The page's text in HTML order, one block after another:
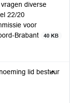
diverse
22/20
voor
Brabant
40 KB
lid bestuur